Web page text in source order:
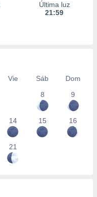
Última luz
21:59
Vie Sáb
Dom
8
9
14 15 16
21